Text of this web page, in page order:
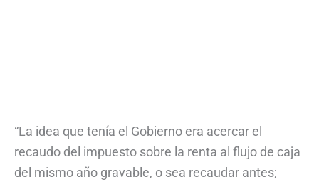
“La idea que tenía el Gobierno era acercar el
recaudo del impuesto sobre la renta al flujo de caja
del mismo año gravable, o sea recaudar antes;